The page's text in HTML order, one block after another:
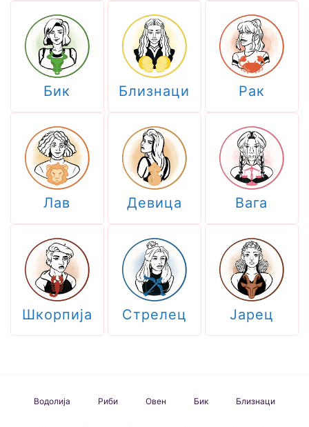
Бик Близнаци Рак
Лав Девица Вага
Шкорпија Стрелец Јарец
Водолија Риби Овен Бик Близнаци